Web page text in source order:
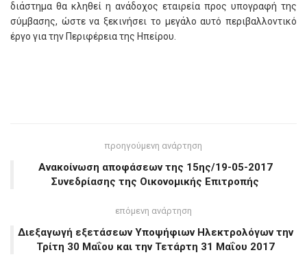
διάστημα θα κληθεί η ανάδοχος εταιρεία προς υπογραφή της
σύμβασης, ώστε να ξεκινήσει το μεγάλο αυτό περιβαλλοντικό
έργο για την Περιφέρεια της Ηπείρου.
προηγούμενη ανάρτηση
Ανακοίνωση αποφάσεων της 15ης/19-05-2017
Συνεδρίασης της Οικονομικής Επιτροπής
επόμενη ανάρτηση
Διεξαγωγή εξετάσεων Υποψήφιων Ηλεκτρολόγων την
Τρίτη 30 Μαΐου και την Τετάρτη 31 Μαΐου 2017